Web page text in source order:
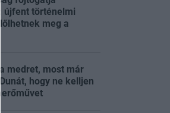
újfent történelmi
meg a
medret, most már
hogy ne kelljen